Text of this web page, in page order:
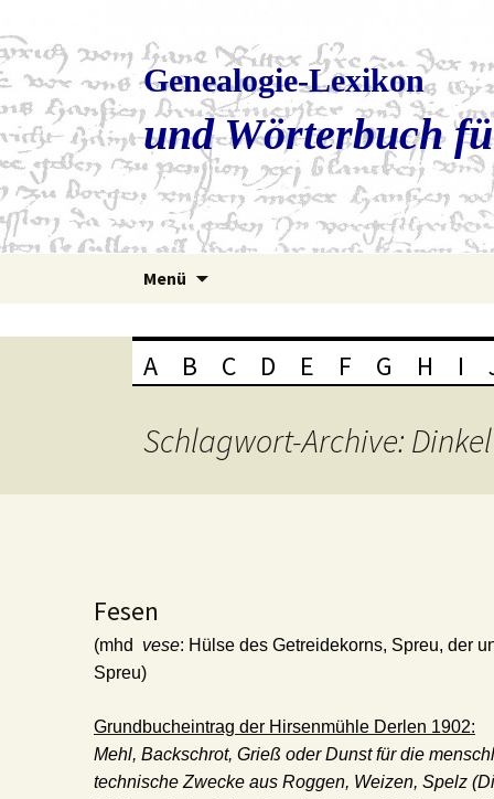
Genealogie-Lexikon
und Wörterbuch
Menü
A B C D E F G H I
Schlagwort-Archive: Dinkel
Fesen
(mhd vese: Hülse des Getreidekorns, Spreu, der
Spreu)
Grundbucheintrag der Hirsenmühle Derlen 1902:
Mehl, Backschrot, Grieß oder Dunst für die
technische Zwecke aus Roggen, Weizen, Spelz